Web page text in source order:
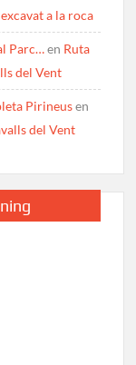
a la roca
Parc…en Ruta
del Vent
Pirineusen
del Vent